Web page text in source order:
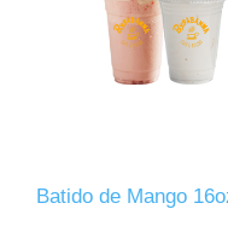
Batido de Mango